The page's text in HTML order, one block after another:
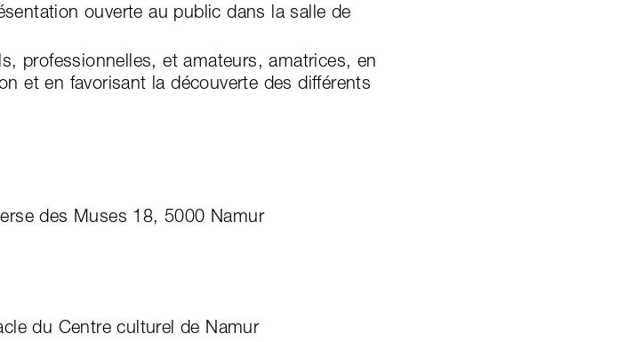
ouverte au public dans la salle de
professionnelles, et amateurs, amatrices, en
et en favorisant la découverte des différents
des Muses 18, 5000 Namur
du Centre culturel de Namur